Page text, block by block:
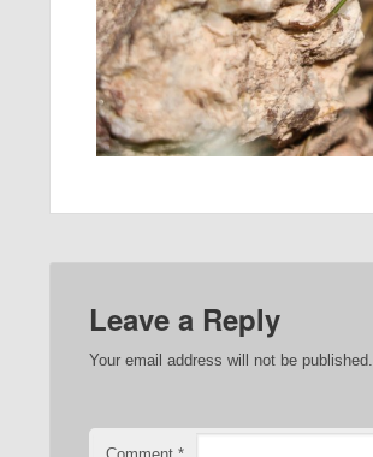
Leave a Reply
Your email address will not be published.